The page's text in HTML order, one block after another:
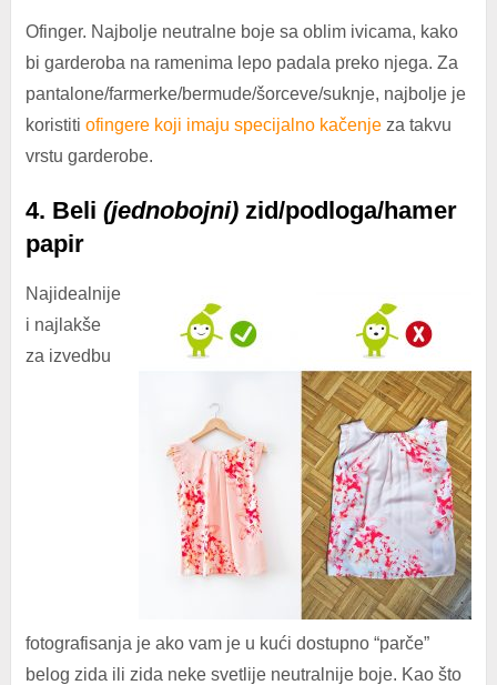
Ofinger. Najbolje neutralne boje sa oblim ivicama, kako
bi garderoba na ramenima lepo padala preko njega. Za
pantalone/farmerke/bermude/šorceve/suknje, najbolje je
koristiti ofingere koji imaju specijalno kačenjeza takvu
vrstu garderobe.
4. Beli (jednobojni)zid/podloga/hamer
papir
Najidealnije
i najlakše
za izvedbu
fotografisanja je ako vam je u kući dostupno “parče”
belog zida ili zida neke svetlije neutralnije boje. Kao što